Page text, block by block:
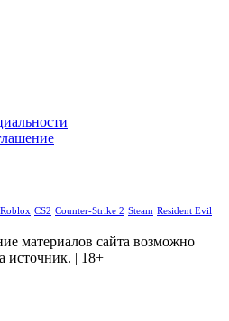
Roblox CS2 Counter-Strike 2 Steam Resident Evil
материалов сайта возможно
источник. | 18+